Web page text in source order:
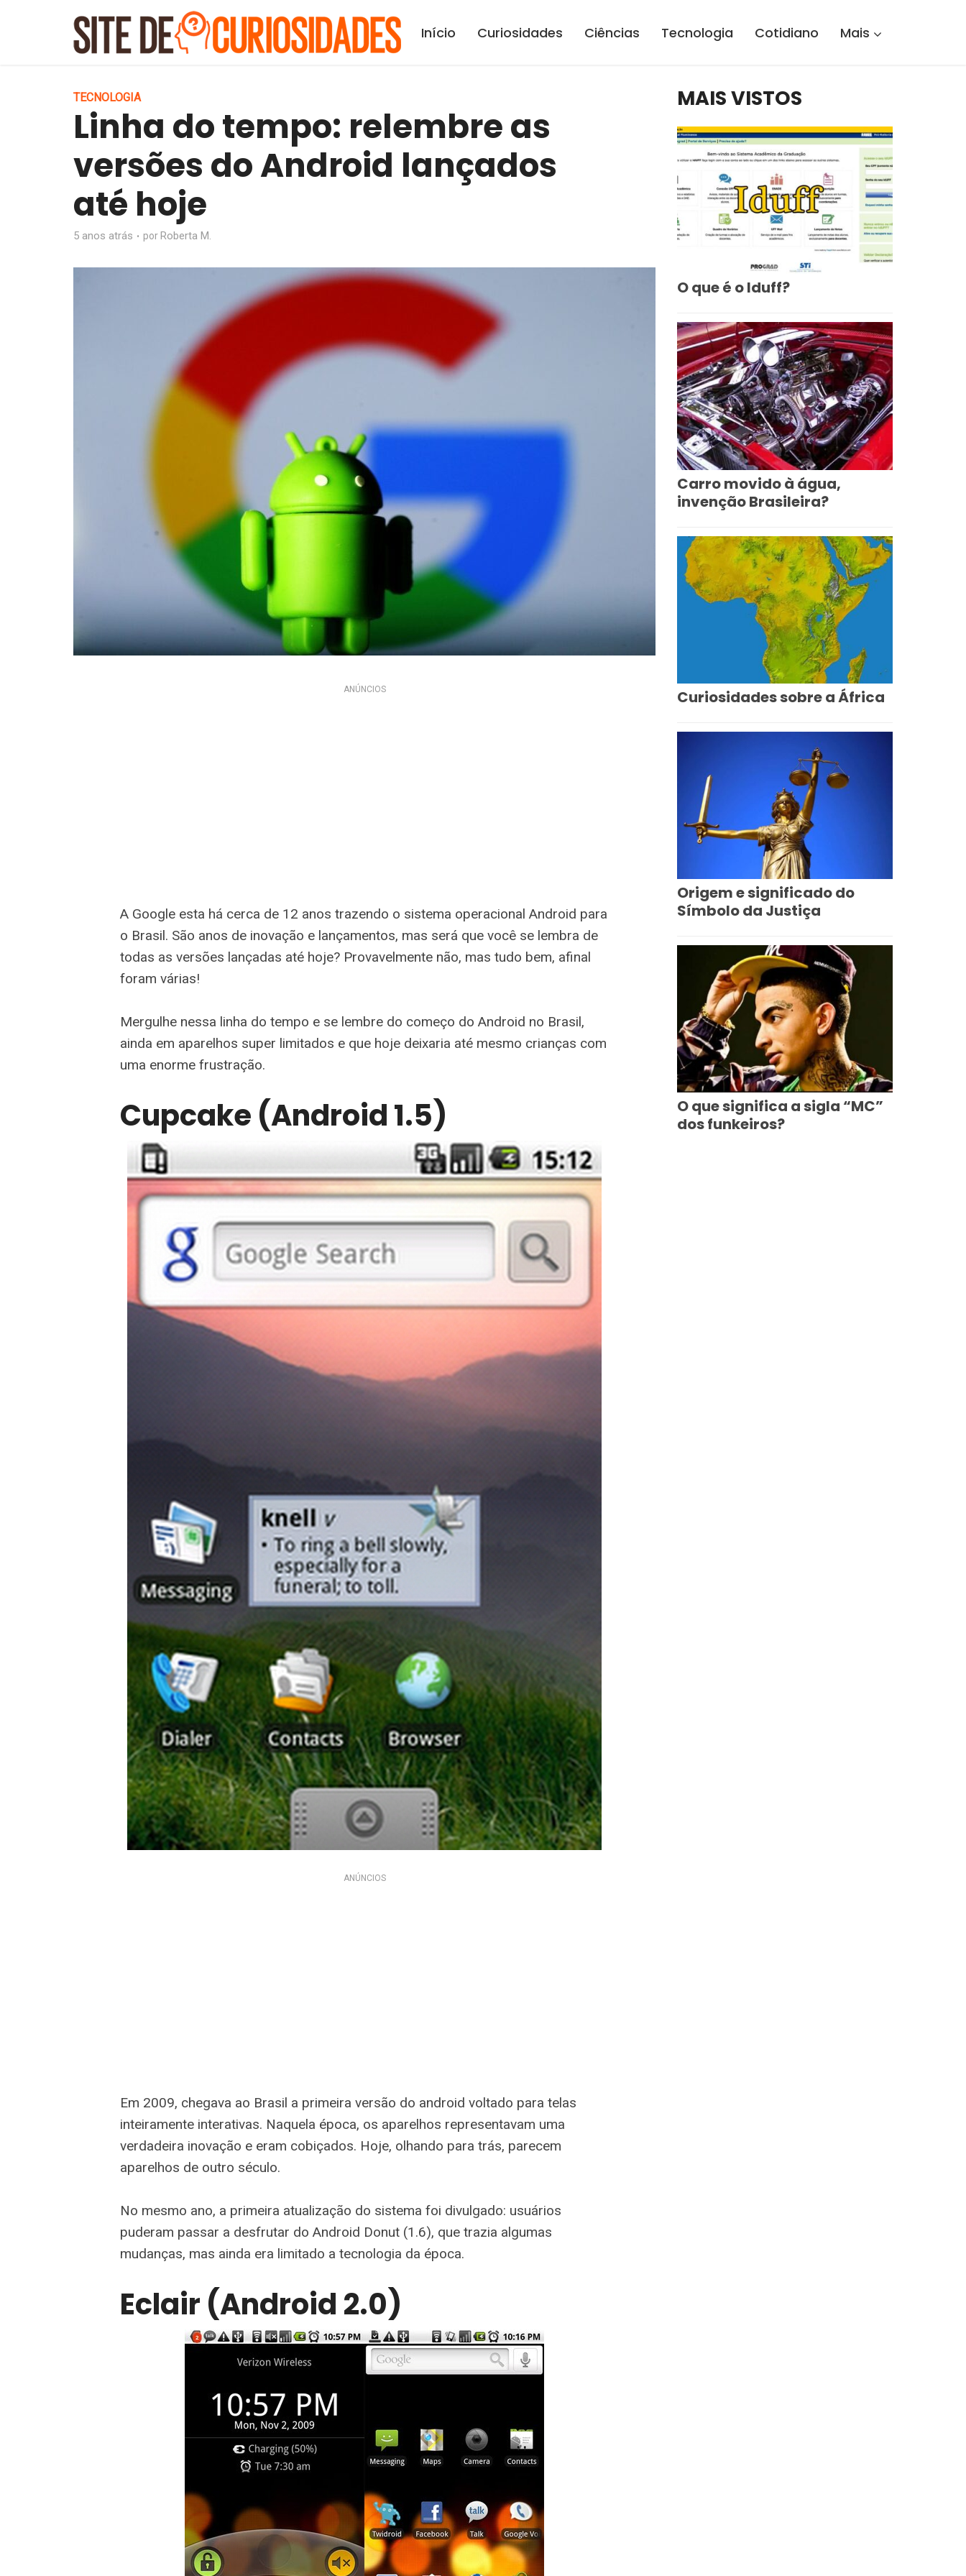
Início Curiosidades Ciências Tecnologia Cotidiano Mais
TECNOLOGIA
Linha do tempo: relembre as
versões do Android lançados
até hoje
5 anos atrás porRoberta M.
ANÚNCIOS
A Google esta há cerca de 12 anos trazendo o sistema operacional Android para
o Brasil. São anos de inovação e lançamentos, mas será que você se lembra de
todas as versões lançadas até hoje? Provavelmente não, mas tudo bem, afinal
foram várias!
Mergulhe nessa linha do tempo e se lembre do começo do Android no Brasil,
ainda em aparelhos super limitados e que hoje deixaria até mesmo crianças com
uma enorme frustração.
Cupcake (Android 1.5)
ANÚNCIOS
Em 2009, chegava ao Brasil a primeira versão do android voltado para telas
inteiramente interativas. Naquela época, os aparelhos representavam uma
verdadeira inovação e eram cobiçados. Hoje, olhando para trás, parecem
aparelhos de outro século.
No mesmo ano, a primeira atualização do sistema foi divulgado: usuários
puderam passar a desfrutar do Android Donut (1.6), que trazia algumas
mudanças, mas ainda era limitado a tecnologia da época.
Eclair (Android 2.0)
MAIS VISTOS
O que é o Iduff?
Carro movido à água,
invenção Brasileira?
Curiosidades sobre a África
Origem e significado do
Símbolo da Justiça
O que significa a sigla “MC”
dos funkeiros?